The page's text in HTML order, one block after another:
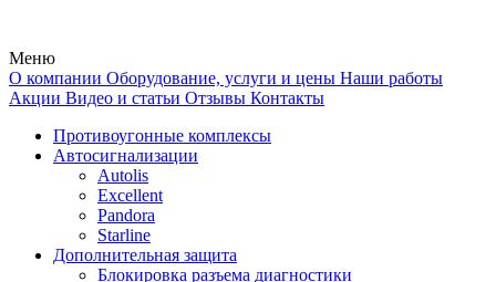
Меню
О компании Оборудование, услуги и цены Наши работы
Акции Видео и статьи Отзывы Контакты
Противоугонные комплексы
Автосигнализации
Autolis
Excellent
Pandora
Starline
Дополнительная защита
Блокировка разъема диагностики